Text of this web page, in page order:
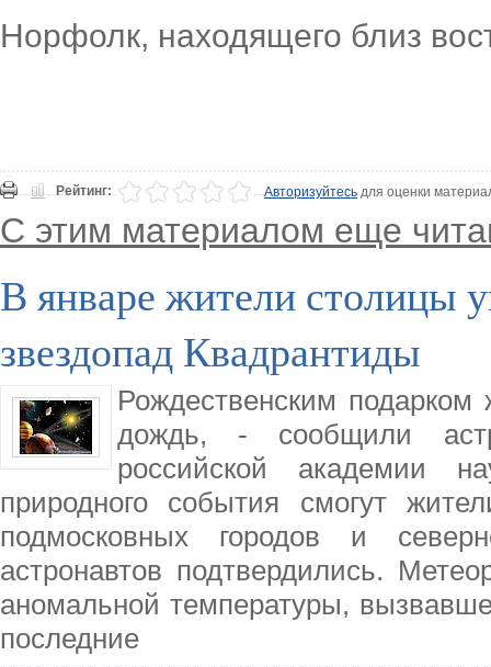
Норфолк, находящего близ
Рейтинг: Авторизуйтесьдля оценки
С этим материалом еще
В январе жители столицы
звездопад Квадрантиды
Рождественским
дождь, - сообщили
российской академии
природного события смогут
подмосковных городов и
астронавтов подтвердились.
аномальной температуры,
последние